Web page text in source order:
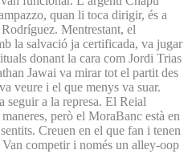
quan li toca dirigir, és a
Mentrestant, el
la salvació ja certificada, va jugar
donant la cara com Jordi Trias
Jawai va mirar tot el partit des
veure i el que menys va suar.
seguir a la represa. El Reial
però el MoraBanc està en
Creuen en el que fan i tenen
competir i només un alley-oop